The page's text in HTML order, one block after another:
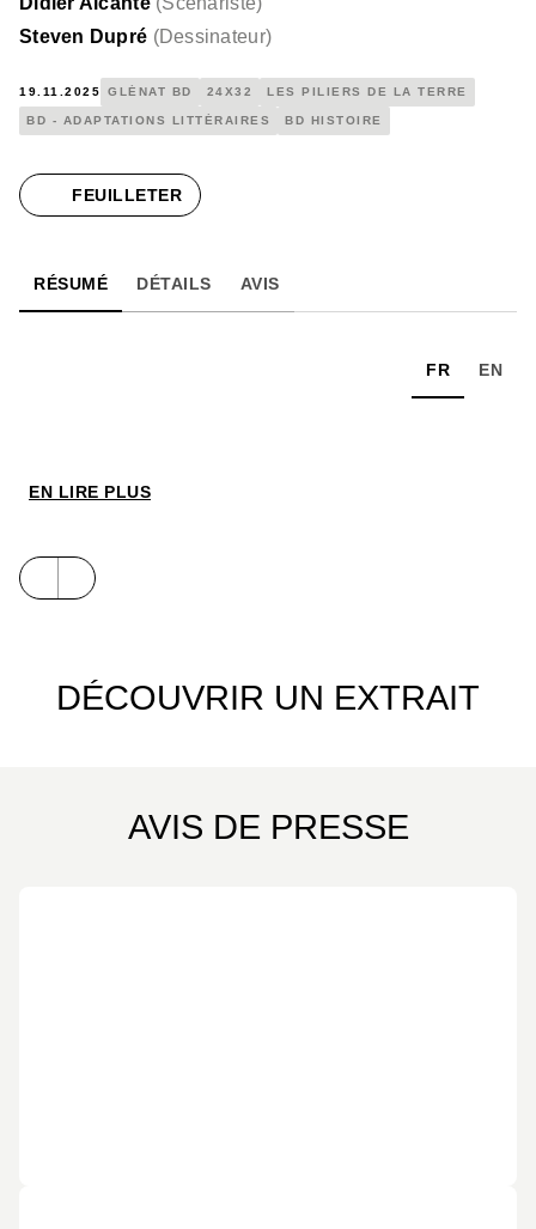
Steven Dupré (Dessinateur)
19.11.2025 GLÉNAT BD 24X32 LES PILIERS DE LA TERRE
BD - ADAPTATIONS LITTÉRAIRES BD HISTOIRE
FEUILLETER
RÉSUMÉ DÉTAILS AVIS
FR EN
EN LIRE PLUS
DÉCOUVRIR UN EXTRAIT
AVIS DE PRESSE